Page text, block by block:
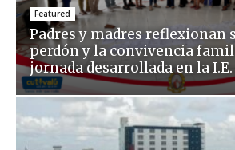
Featured
Padres y madres reflexionan
perdón y la convivencia
jornada desarrollada en la I.E.